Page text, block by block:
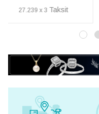
29.913 x 3